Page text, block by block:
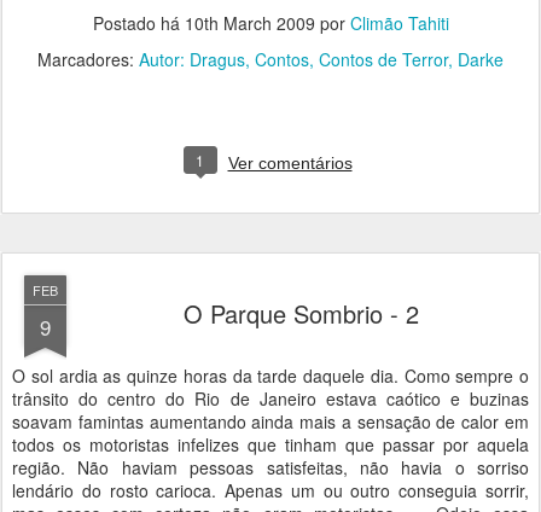
Postado há 10th March 2009 por Climão Tahiti
Marcadores: Autor: Dragus Contos Contos de Terror Darke
1 Ver comentários
FEB
9 O Parque Sombrio - 2
O sol ardia as quinze horas da tarde daquele dia. Como sempre o
trânsito do centro do Rio de Janeiro estava caótico e buzinas
soavam famintas aumentando ainda mais a sensação de calor em
todos os motoristas infelizes que tinham que passar por aquela
região. Não haviam pessoas satisfeitas, não havia o sorriso
lendário do rosto carioca. Apenas um ou outro conseguia sorrir,